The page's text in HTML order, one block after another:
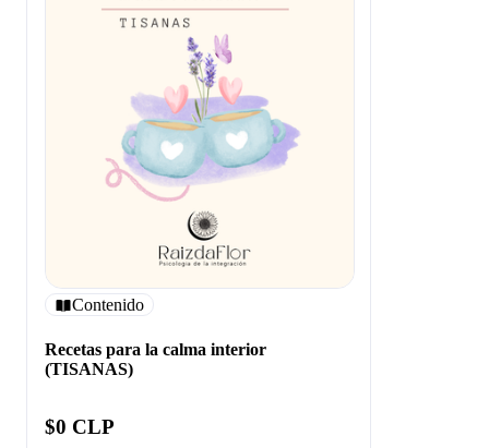
Contenido
Recetas para la calma interior
(TISANAS)
$0 CLP